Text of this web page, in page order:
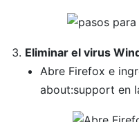
Eliminar el virus
Abre Firefox e
about:support en